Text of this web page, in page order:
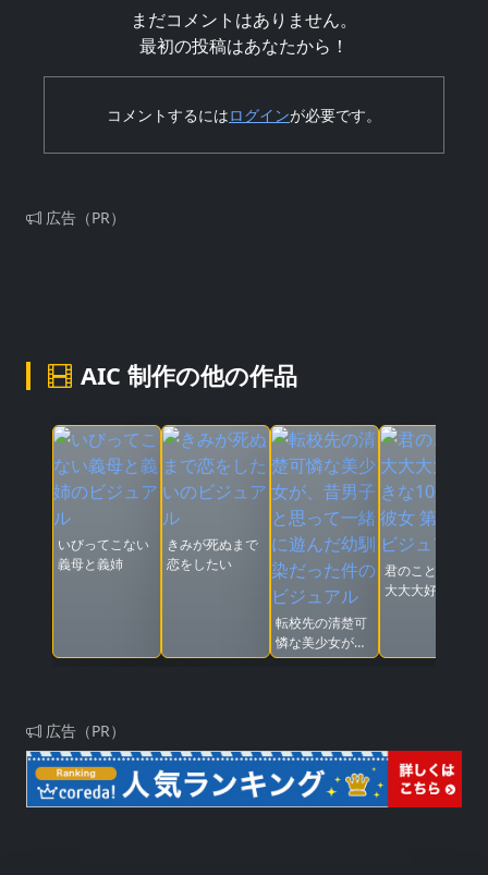
まだコメントはありません。
最初の投稿はあなたから！
コメントするにはログインが必要です。
広告（PR）
AIC 制作の他の作品
いびってこない
義母と義姉
きみが死ぬまで
恋をしたい
転校先の清楚可
憐な美少女が、
昔男子と思って
君のことが大大
大大大好きな
広告（PR）